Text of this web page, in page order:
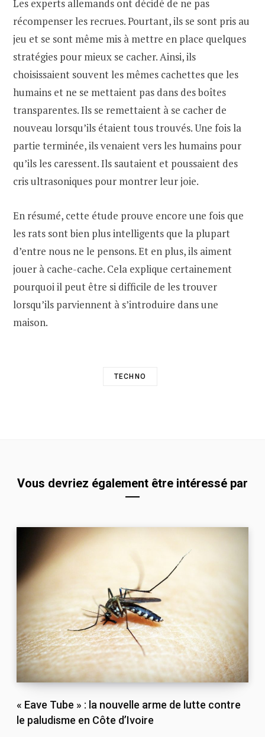
Les experts allemands ont décidé de ne pas
récompenser les recrues. Pourtant, ils se sont pris au
jeu et se sont même mis à mettre en place quelques
stratégies pour mieux se cacher. Ainsi, ils
choisissaient souvent les mêmes cachettes que les
humains et ne se mettaient pas dans des boîtes
transparentes. Ils se remettaient à se cacher de
nouveau lorsqu’ils étaient tous trouvés. Une fois la
partie terminée, ils venaient vers les humains pour
qu’ils les caressent. Ils sautaient et poussaient des
cris ultrasoniques pour montrer leur joie.
En résumé, cette étude prouve encore une fois que
les rats sont bien plus intelligents que la plupart
d’entre nous ne le pensons. Et en plus, ils aiment
jouer à cache-cache. Cela explique certainement
pourquoi il peut être si difficile de les trouver
lorsqu’ils parviennent à s’introduire dans une
maison.
TECHNO
Vous devriez également être intéressé par
« Eave Tube » : la nouvelle arme de lutte contre
le paludisme en Côte d’Ivoire